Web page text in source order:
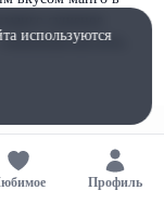
сушеное
кислота,
Профиль
используются